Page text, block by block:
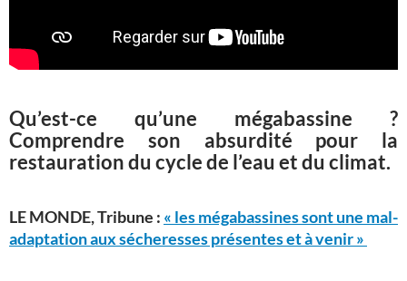
Qu’est-ce qu’une mégabassine ?
Comprendre son absurdité pour la
restauration du cycle de l’eau et du climat.
LE MONDE, Tribune : « les mégabassines sont une mal-
adaptation aux sécheresses présentes et à venir »